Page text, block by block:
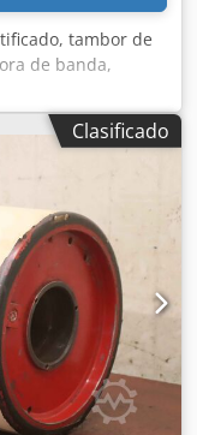
tambor de
de banda,
de cinta
rodillos de
de rodillos,
tambor
-Tambor: Ø 150
Ø 90 mm M8 -
T So Ah Dsr -
kg
Clasificado